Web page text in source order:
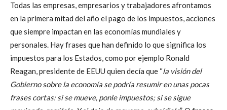
Todas las empresas, empresarios y trabajadores afrontamos
en la primera mitad del año el pago de los impuestos, acciones
que siempre impactan en las economías mundiales y
personales. Hay frases que han definido lo que significa los
impuestos para los Estados, como por ejemplo Ronald
Reagan, presidente de EEUU quien decía que “la visión del
Gobierno sobre la economía se podría resumir en unas pocas
frases cortas: si se mueve, ponle impuestos; si se sigue